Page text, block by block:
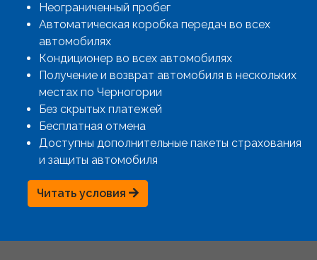
Неограниченный пробег
Автоматическая коробка передач во всех
автомобилях
Кондиционер во всех автомобилях
Получение и возврат автомобиля в нескольких
местах по Черногории
Без скрытых платежей
Бесплатная отмена
Доступны дополнительные пакеты страхования
и защиты автомобиля
Читать условия